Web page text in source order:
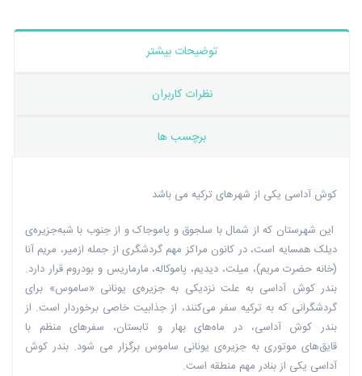
توضیحات بیشتر
نظرات کاربران
برچسب ها
کوش آداسی یکی از شهرهای ترکیه می باشد
این شهرستان که از شمال با سلجوق و پاموجاک و از جنوب با شبه‌جزیره‌ی
دیلک همسایه‌ است، در کانون مراکز مهم گردشگری از جمله ازمیر، مریم آنا
(خانه حضرت مریم)، میلت، دیدیم، پاموکاله، مارماریس و بودروم قرار دارد.
بندر کوش آداسی به علت نزدیکی به جزیره‌ی یونانی «ساموس» برای
گردشگرانی که به ترکیه سفر می‌کنند، از جذابیت خاصی برخوردار است. از
بندر کوش آداسی، در ماه‌های بهار و تابستان، سفر‌های منظم با
قایق‌های موتوری به جزیره‌ی یونانی ساموس برگزار می شود. بندر کوش
آداسی یکی از بنادر مهم منطقه است.